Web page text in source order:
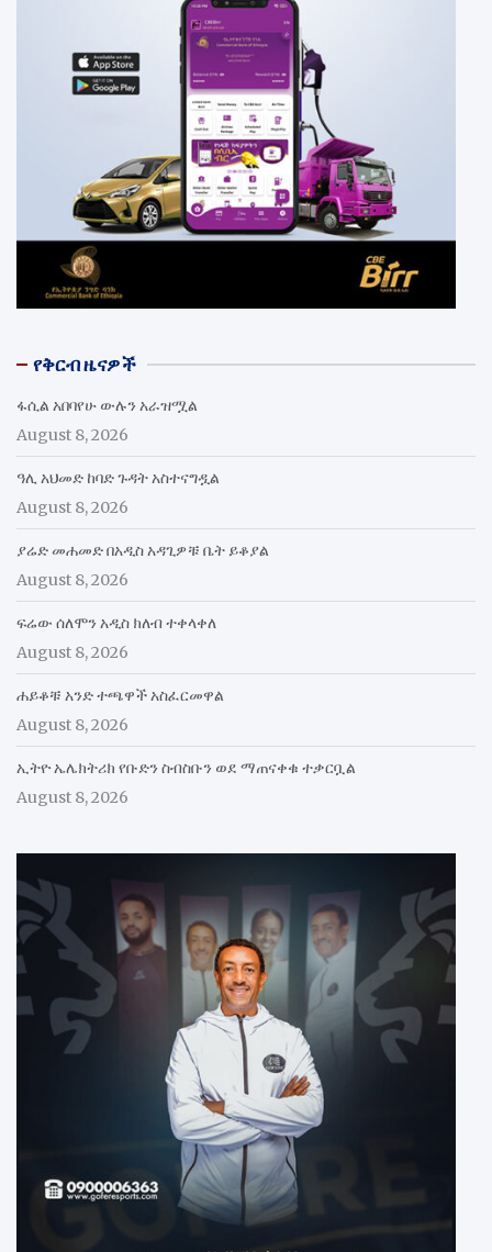
የቅርብ ዜናዎች
ፋሲል አበባየሁ ውሉን አራዝሟል
August 8, 2026
ዓሊ አህመድ ከባድ ጉዳት አስተናግዷል
August 8, 2026
ያሬድ መሐመድ በአዲስ አዳጊዎቹ ቤት ይቆያል
August 8, 2026
ፍሬው ሰለሞን አዲስ ክለብ ተቀላቀለ
August 8, 2026
ሐይቆቹ አንድ ተጫዋች አስፈርመዋል
August 8, 2026
ኢትዮ ኤሌክትሪክ የቡድን ስብስቡን ወደ ማጠናቀቁ ተቃርቧል
August 8, 2026